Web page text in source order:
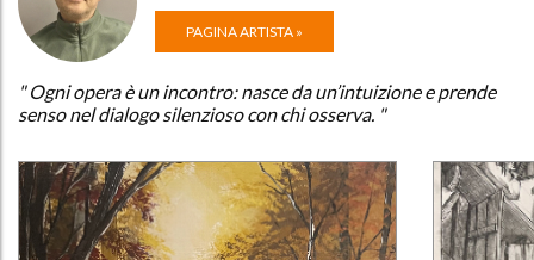
PAGINA ARTISTA »
" Ogni opera è un incontro: nasce da un’intuizione e prende
senso nel dialogo silenzioso con chi osserva. "